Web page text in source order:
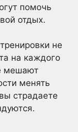
помочь
отдых.
не
на каждого
мешают
менять
страдаете